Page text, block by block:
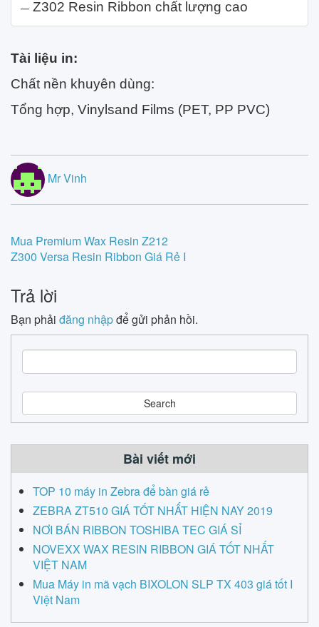
Z302 Resin Ribbon chất lượng cao
Tài liệu in:
Chất nền khuyên dùng:
Tổng hợp, Vinylsand Films (PET, PP PVC)
Mr Vinh
Post
navigation
Mua Premium Wax Resin Z212
Z300 Versa Resin Ribbon Giá Rẻ I
Trả lời
Bạn phải đăng nhậpđể gửi phản hồi.
e
a
r
c
Bài viết mới
TOP 10 máy in Zebra để bàn giá rẻ
ZEBRA ZT510 GIÁ TỐT NHẤT HIỆN NAY 2019
NƠI BÁN RIBBON TOSHIBA TEC GIÁ SỈ
NOVEXX WAX RESIN RIBBON GIÁ TỐT NHẤT
VIỆT NAM
Mua Máy in mã vạch BIXOLON SLP TX 403 giá tốt I
Việt Nam